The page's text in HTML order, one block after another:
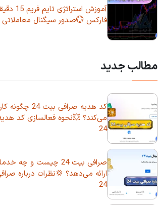
آموزش استراتژی تایم
فارکس 💮صدور سیگنال
مطالب جدید
کد هدیه صرافی بیت 24 چگونه کار
می‌کند؟ 💥نحوه فعالسازی کد
24
صرافی بیت 24 چیست و چه
ارائه می‌دهد؟ 💢نظرات درباره
24